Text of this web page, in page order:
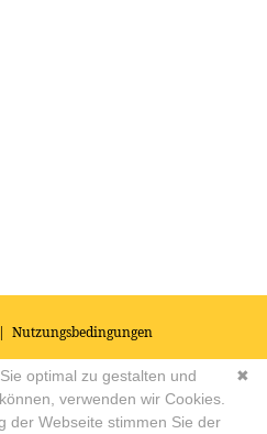
| Nutzungsbedingungen
|AGB's| Yoga Vidya Community -
und Ayurveda Powered by
✖
optimal zu gestalten und
verwenden wir Cookies.
der Webseite stimmen Sie der